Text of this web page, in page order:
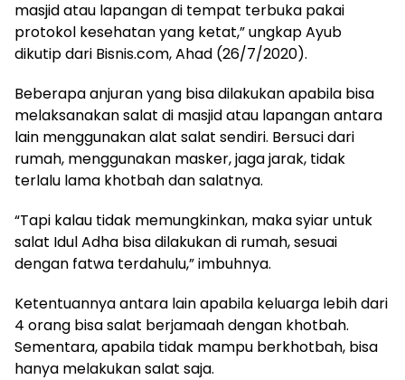
masjid atau lapangan di tempat terbuka pakai
protokol kesehatan yang ketat,” ungkap Ayub
dikutip dari Bisnis.com, Ahad (26/7/2020).
Beberapa anjuran yang bisa dilakukan apabila bisa
melaksanakan salat di masjid atau lapangan antara
lain menggunakan alat salat sendiri. Bersuci dari
rumah, menggunakan masker, jaga jarak, tidak
terlalu lama khotbah dan salatnya.
“Tapi kalau tidak memungkinkan, maka syiar untuk
salat Idul Adha bisa dilakukan di rumah, sesuai
dengan fatwa terdahulu,” imbuhnya.
Ketentuannya antara lain apabila keluarga lebih dari
4 orang bisa salat berjamaah dengan khotbah.
Sementara, apabila tidak mampu berkhotbah, bisa
hanya melakukan salat saja.